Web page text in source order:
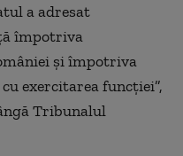
a adresat
împotriva
şi împotriva
exercitarea funcţiei”,
Tribunalul